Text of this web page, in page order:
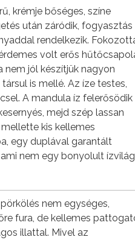
krémje bőséges, színe
után záródik, fogyasztás
rendelkezik.
volt erős
nem jól készítjük nagyon
is mellé. Az íze testes,
A mandula íz felerősödik
mejd szép lassan
kis kellemes
egy duplával garantált
nem egy bonyolult
nem egységes,
fura, de kellemes
illattal. Mivel az